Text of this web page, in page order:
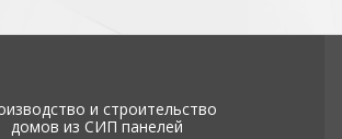
и строительство
домов из СИП панелей